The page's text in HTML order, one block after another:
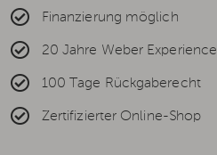
Finanzierung möglich
20 Jahre Weber Experience
100 Tage Rückgaberecht
Zertifizierter Online-Shop